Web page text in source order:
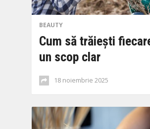
BEAUTY
Cum să trăiești
un scop clar
18 noiembrie 2025